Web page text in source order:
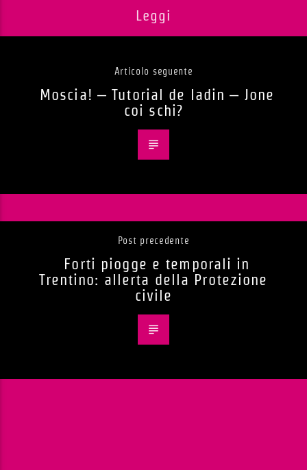
Leggi
Articolo seguente
Moscia! – Tutorial de ladin – Jone
coi schi?
Post precedente
Forti piogge e temporali in
Trentino: allerta della Protezione
civile